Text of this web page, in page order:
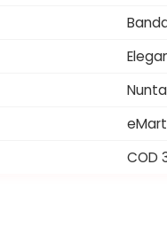
COD